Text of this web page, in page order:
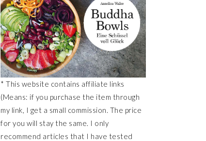
* This website contains affiliate links
(Means: if you purchase the item through
my link, I get a small commission. The price
for you will stay the same. I only
recommend articles that I have tested